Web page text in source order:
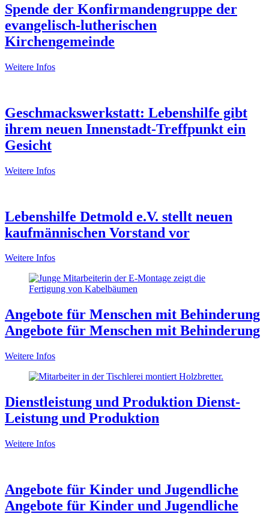
Spende der Konfirmandengruppe der
evangelisch-lutherischen
Kirchengemeinde
Weitere Infos
Geschmackswerkstatt: Lebenshilfe gibt
ihrem neuen Innenstadt-Treffpunkt ein
Gesicht
Weitere Infos
Lebenshilfe Detmold e.V. stellt neuen
kaufmännischen Vorstand vor
Weitere Infos
Angebote für Menschen mit Behinderung
Angebote für Menschen mit Behinderung
Weitere Infos
Dienstleistung und Produktion Dienst-
Leistung und Produktion
Weitere Infos
Angebote für Kinder und Jugendliche
Angebote für Kinder und Jugendliche